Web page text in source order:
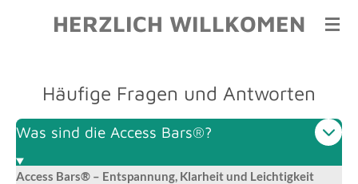
HERZLICH WILLKOMEN
Häufige Fragen und Antworten
Was sind die Access Bars®?
Access Bars® – Entspannung, Klarheit und Leichtigkeit